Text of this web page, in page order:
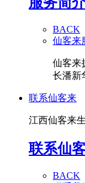
BACK
仙客来
仙客来
长潘新
联系仙客来
江西仙客来
联系仙
BACK